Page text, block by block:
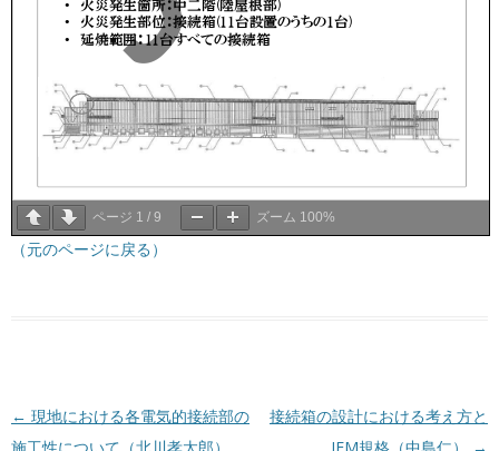
ページ 1 / 9 ズーム 100%
（元のページに戻る）
投稿ナビゲーション
← 現地における各電気的接続部の
接続箱の設計における考え方と